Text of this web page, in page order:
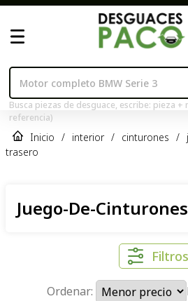
Busca piezas de desguace, escribe: pieza +
referencia)
Inicio / interior / cinturones /
trasero
Juego-De-
Filtros
Ordenar: